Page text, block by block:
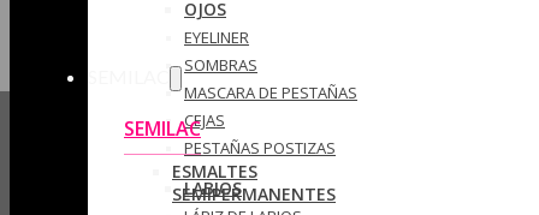
OJOS
EYELINER
SOMBRAS
MASCARA DE PESTAÑAS
CEJAS
PESTAÑAS POSTIZAS
LABIOS
SEMILAC
ESMALTES
SEMIPERMANENTES